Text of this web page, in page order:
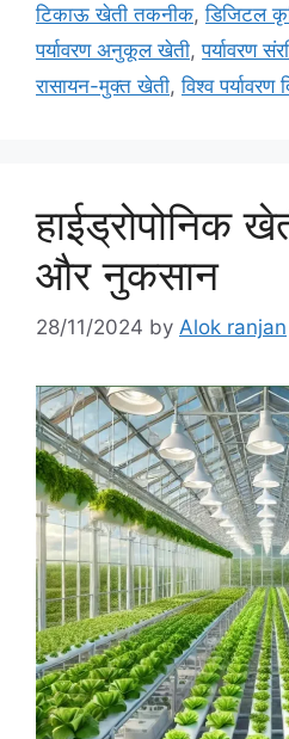
टिकाऊ खेती तकनीक,डिजिटल
पर्यावरण अनुकूल खेती,पर्यावरण
रासायन-मुक्त खेती,विश्व पर्यावरण
हाईड्रोपोनिक
और नुकसान
28/11/2024 by Alok ranjan